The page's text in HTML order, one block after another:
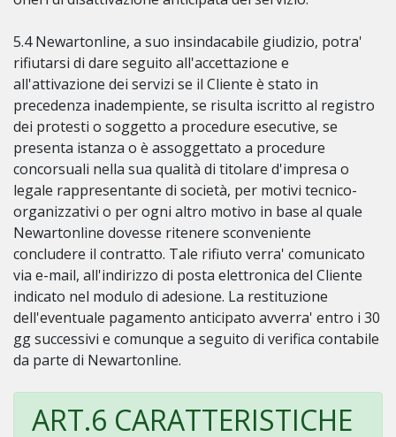
5.4 Newartonline, a suo insindacabile giudizio, potra'
rifiutarsi di dare seguito all'accettazione e
all'attivazione dei servizi se il Cliente è stato in
precedenza inadempiente, se risulta iscritto al registro
dei protesti o soggetto a procedure esecutive, se
presenta istanza o è assoggettato a procedure
concorsuali nella sua qualità di titolare d'impresa o
legale rappresentante di società, per motivi tecnico-
organizzativi o per ogni altro motivo in base al quale
Newartonline dovesse ritenere sconveniente
concludere il contratto. Tale rifiuto verra' comunicato
via e-mail, all'indirizzo di posta elettronica del Cliente
indicato nel modulo di adesione. La restituzione
dell'eventuale pagamento anticipato avverra' entro i 30
gg successivi e comunque a seguito di verifica contabile
da parte di Newartonline.
ART.6 CARATTERISTICHE